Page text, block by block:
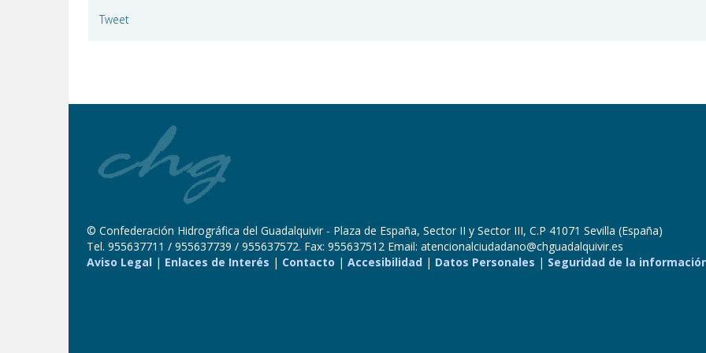
Tweet
© Confederación Hidrográfica del Guadalquivir - Plaza de España, Sector II y Sector III, C.P 41071 Sevilla (España)
Tel. 955637711 / 955637739 / 955637572. Fax: 955637512 Email: atencionalciudadano@chguadalquivir.es
Aviso Legal | Enlaces de Interés | Contacto |Accesibilidad | Datos Personales | Seguridad de la